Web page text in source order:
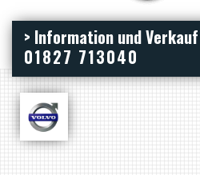
> Information und Verkauf
01827 713040